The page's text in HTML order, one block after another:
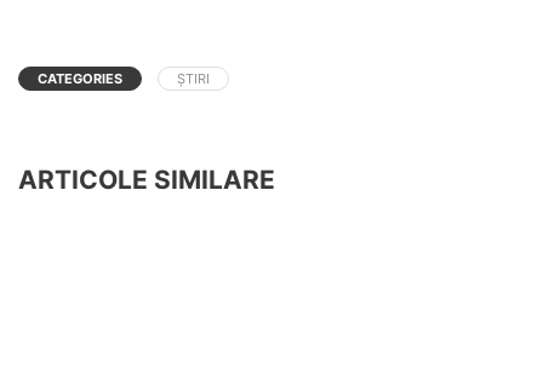
CATEGORIES ȘTIRI
ARTICOLE SIMILARE